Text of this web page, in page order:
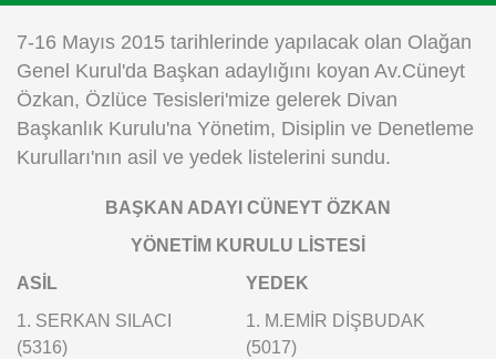
Instagram
Android
iOS
7-16 Mayıs 2015 tarihlerinde yapılacak olan Olağan
Genel Kurul'da Başkan adaylığını koyan Av.Cüneyt
Özkan, Özlüce Tesisleri'mize gelerek Divan
Başkanlık Kurulu'na Yönetim, Disiplin ve Denetleme
Kurulları'nın asil ve yedek listelerini sundu.
BAŞKAN ADAYI CÜNEYT ÖZKAN
YÖNETİM KURULU LİSTESİ
ASİL
YEDEK
1. SERKAN SILACI
(5316)
1. M.EMİR DİŞBUDAK
(5017)